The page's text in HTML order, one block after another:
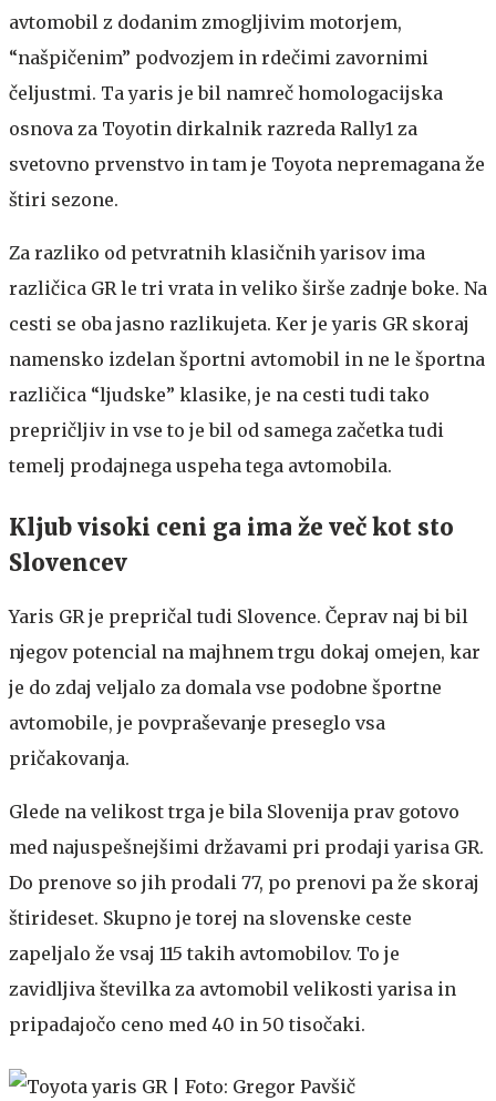
avtomobil z dodanim zmogljivim motorjem,
“našpičenim” podvozjem in rdečimi zavornimi
čeljustmi. Ta yaris je bil namreč homologacijska
osnova za Toyotin dirkalnik razreda Rally1 za
svetovno prvenstvo in tam je Toyota nepremagana že
štiri sezone.
Za razliko od petvratnih klasičnih yarisov ima
različica GR le tri vrata in veliko širše zadnje boke. Na
cesti se oba jasno razlikujeta. Ker je yaris GR skoraj
namensko izdelan športni avtomobil in ne le športna
različica “ljudske” klasike, je na cesti tudi tako
prepričljiv in vse to je bil od samega začetka tudi
temelj prodajnega uspeha tega avtomobila.
Kljub visoki ceni ga ima že več kot sto
Slovencev
Yaris GR je prepričal tudi Slovence. Čeprav naj bi bil
njegov potencial na majhnem trgu dokaj omejen, kar
je do zdaj veljalo za domala vse podobne športne
avtomobile, je povpraševanje preseglo vsa
pričakovanja.
Glede na velikost trga je bila Slovenija prav gotovo
med najuspešnejšimi državami pri prodaji yarisa GR.
Do prenove so jih prodali 77, po prenovi pa že skoraj
štirideset. Skupno je torej na slovenske ceste
zapeljalo že vsaj 115 takih avtomobilov. To je
zavidljiva številka za avtomobil velikosti yarisa in
pripadajočo ceno med 40 in 50 tisočaki.